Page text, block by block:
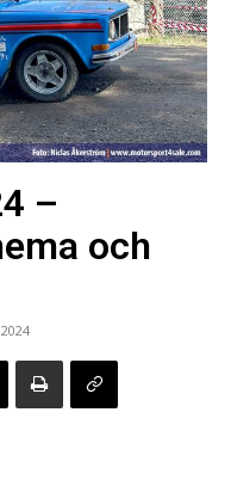
–
och